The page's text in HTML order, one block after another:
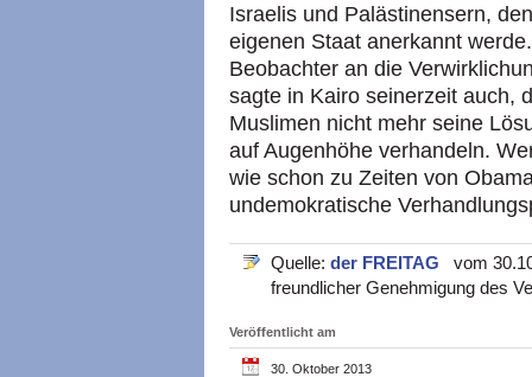
Israelis und Palästinensern,
eigenen Staat anerkannt
Beobachter an die
sagte in Kairo seinerzeit auch,
Muslimen nicht mehr seine
auf Augenhöhe verhandeln.
wie schon zu Zeiten von
undemokratische
Quelle: der FREITAG
vom
freundlicher Genehmigung des
Veröffentlicht am
30. Oktober 2013